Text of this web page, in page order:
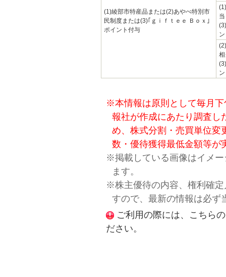
(1)綾部市特産品または(2)あやべ特別市
民制度または(3)｢ｇｉｆｔｅｅ Ｂｏｘ｣
ポイント付与
※本情報は原則として毎月
報社が作成にあたり調査し
め、株式分割・売買単位変
数・優待獲得最低金額等が
※掲載している画像はイメ
ます。
※株主優待の内容、権利確
すので、最新の情報は必ず
ご利用の際には、こちら
ださい。